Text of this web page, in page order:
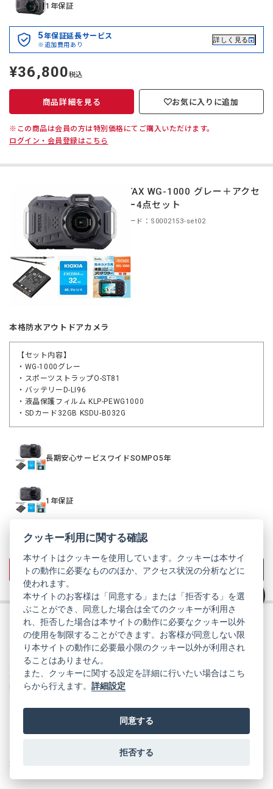
絞り込み
1年保証
5年保証延長サービス
※追加費用あり
詳しく見る
定
価
¥36,800税込
商品詳細を見る お気に入りに追加
※この商品は会員の方は特別価格にてご購入いただけます。
ログイン・会員登録はこちら
PENTAX WG-1000 グレー＋アクセ
サリー4点セット
商品コード：S0002153-set02
本格防水アウトドアカメラ
【セット内容】
・WG-1000グレー
・スポーツストラップO-ST81
・バッテリーD-LI96
・液晶保護フィルム KLP-PEWG1000
・SDカード32GB KSDU-B032G
長期安心サービスワイドSOMPO5年
1年保証
定
¥43,480 税込
商品詳細を見る お気に入りに追加
会員価格
PENTAX WG-1000 オリーブ
本格防水アウトドアカメラ
クッキー利用に関する確認
本サイトはクッキーを使用しています。クッキーは本サイ
トの動作に必要なもののほか、アクセス状況の分析などに
使われます。
本サイトのお客様は「同意する」または「拒否する」を選
ぶことができ、同意した場合は全てのクッキーが利用さ
れ、拒否した場合は本サイトの動作に必要なクッキー以外
の使用を制限することができます。お客様が同意しない限
り本サイトの動作に必要最小限のクッキー以外が利用され
ることはありません。
また、クッキーに関する設定を詳細に行いたい場合はこち
らから行えます。詳細設定
同意する
拒否する